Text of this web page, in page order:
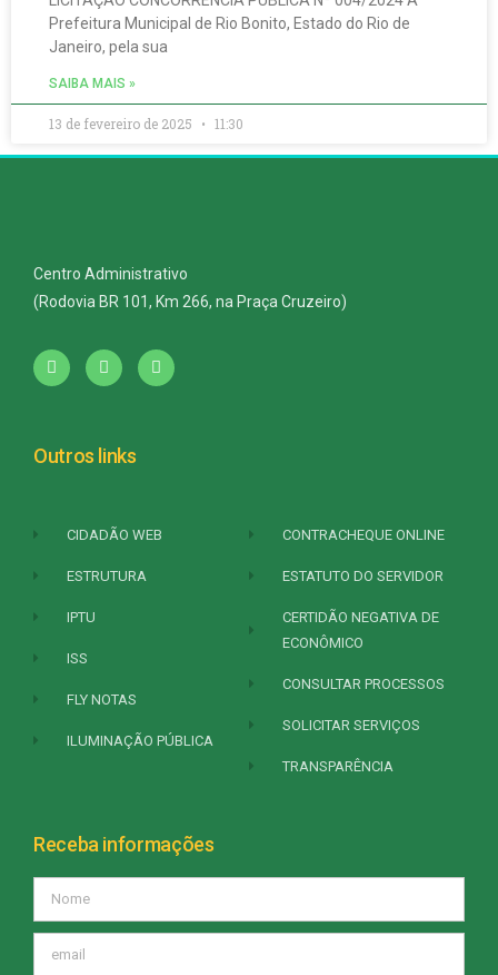
Prefeitura Municipal de Rio Bonito, Estado do Rio de
Janeiro, pela sua
SAIBA MAIS »
13 de fevereiro de 2025 11:30
Centro Administrativo
(Rodovia BR 101, Km 266, na Praça Cruzeiro)
Outros links
CIDADÃO WEB
ESTRUTURA
IPTU
ISS
FLY NOTAS
ILUMINAÇÃO PÚBLICA
CONTRACHEQUE ONLINE
ESTATUTO DO SERVIDOR
CERTIDÃO NEGATIVA DE
ECONÔMICO
CONSULTAR PROCESSOS
SOLICITAR SERVIÇOS
TRANSPARÊNCIA
Receba informações